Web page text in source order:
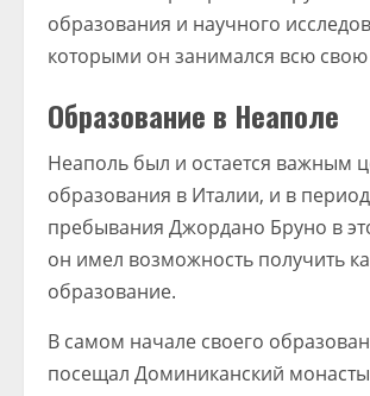
образования и научного
которыми он занимался всю
Образование в Неаполе
Неаполь был и остается важным
образования в Италии, и в период
пребывания Джордано Бруно в
он имел возможность получить
образование.
В самом начале своего
посещал Доминиканский